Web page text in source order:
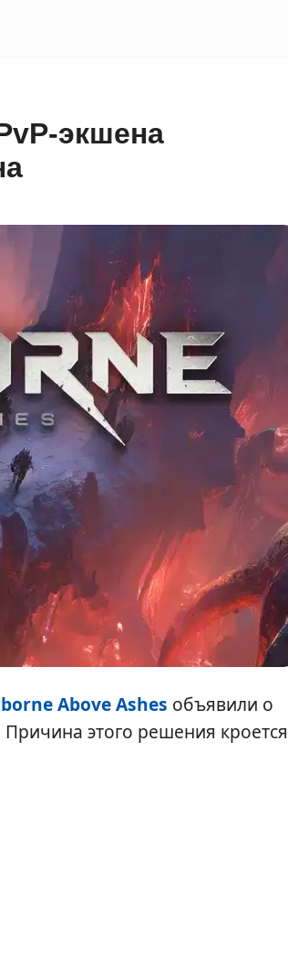
экшена
Above Ashes объявили о
этого решения кроется